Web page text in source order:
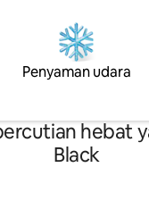
Penyaman udara
hebat
Black